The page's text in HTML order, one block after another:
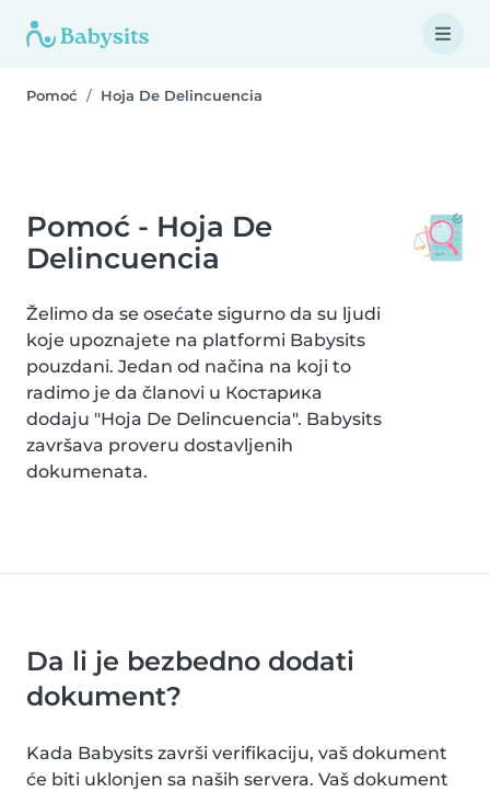
Pomoć Hoja De Delincuencia
Pomoć - Hoja De
Delincuencia
Želimo da se osećate sigurno da su ljudi
koje upoznajete na platformi Babysits
pouzdani. Jedan od načina na koji to
radimo je da članovi u Костарика
dodaju "Hoja De Delincuencia". Babysits
završava proveru dostavljenih
dokumenata.
Da li je bezbedno dodati
dokument?
Kada Babysits završi verifikaciju, vaš dokument
će biti uklonjen sa naših servera. Vaš dokument